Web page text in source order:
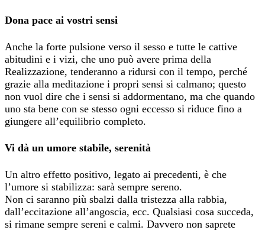
Dona pace ai vostri sensi
Anche la forte pulsione verso il sesso e tutte le cattive
abitudini e i vizi, che uno può avere prima della
Realizzazione, tenderanno a ridursi con il tempo, perché
grazie alla meditazione i propri sensi si calmano; questo
non vuol dire che i sensi si addormentano, ma che quando
uno sta bene con se stesso ogni eccesso si riduce fino a
giungere all’equilibrio completo.
Vi dà un umore stabile, serenità
Un altro effetto positivo, legato ai precedenti, è che
l’umore si stabilizza: sarà sempre sereno.
Non ci saranno più sbalzi dalla tristezza alla rabbia,
dall’eccitazione all’angoscia, ecc. Qualsiasi cosa succeda,
si rimane sempre sereni e calmi. Davvero non saprete